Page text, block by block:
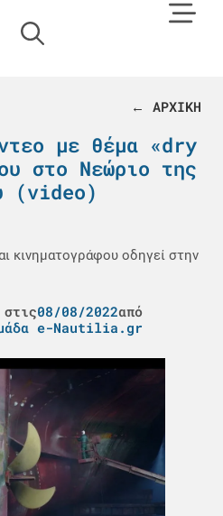
← ΑΡΧΙΚΗ
με θέμα «dry
στο Νεώριο της
(video)
κινηματογράφου οδηγεί στην
08/08/2022από
e-Nautilia.gr